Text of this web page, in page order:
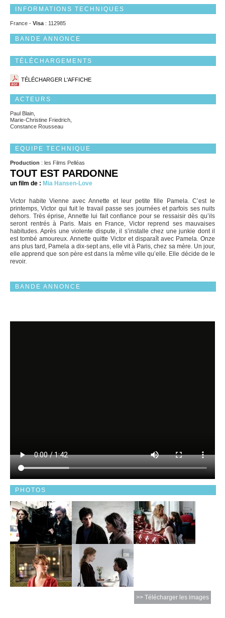
INFORMATIONS TECHNIQUES
France - Visa : 112985
BANDE ANNONCE
TÉLÉCHARGEMENTS
TÉLÉCHARGER L'AFFICHE
ACTEURS
Paul Blain,
Marie-Christine Friedrich,
Constance Rousseau
EQUIPE TECHNIQUE
Production : les Films Pelléas
TOUT EST PARDONNE
un film de : Mia Hansen-Love
Victor habite Vienne avec Annette et leur petite fille Pamela. C’est le
printemps, Victor qui fuit le travail passe ses journées et parfois ses nuits
dehors. Très éprise, Annette lui fait confiance pour se ressaisir dès qu’ils
seront rentrés à Paris. Mais en France, Victor reprend ses mauvaises
habitudes. Après une violente dispute, il s’installe chez une junkie dont il
est tombé amoureux. Annette quitte Victor et disparaît avec Pamela. Onze
ans plus tard, Pamela a dix-sept ans, elle vit à Paris, chez sa mère. Un jour,
elle apprend que son père est dans la même ville qu’elle. Elle décide de le
revoir.
BANDE ANNONCE
PHOTOS
>> Télécharger les images